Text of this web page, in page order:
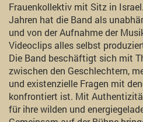
Frauenkollektiv mit Sitz in
Jahren hat die Band als
und von der Aufnahme der
Videoclips alles selbst
Die Band beschäftigt sich mit
zwischen den Geschlechtern,
und existenzielle Fragen mit
konfrontiert ist. Mit
für ihre wilden und